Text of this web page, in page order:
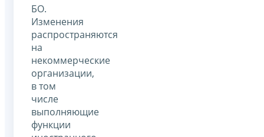
БО.
Изменения
распространяются
на
некоммерческие
организации,
в том
числе
выполняющие
функции